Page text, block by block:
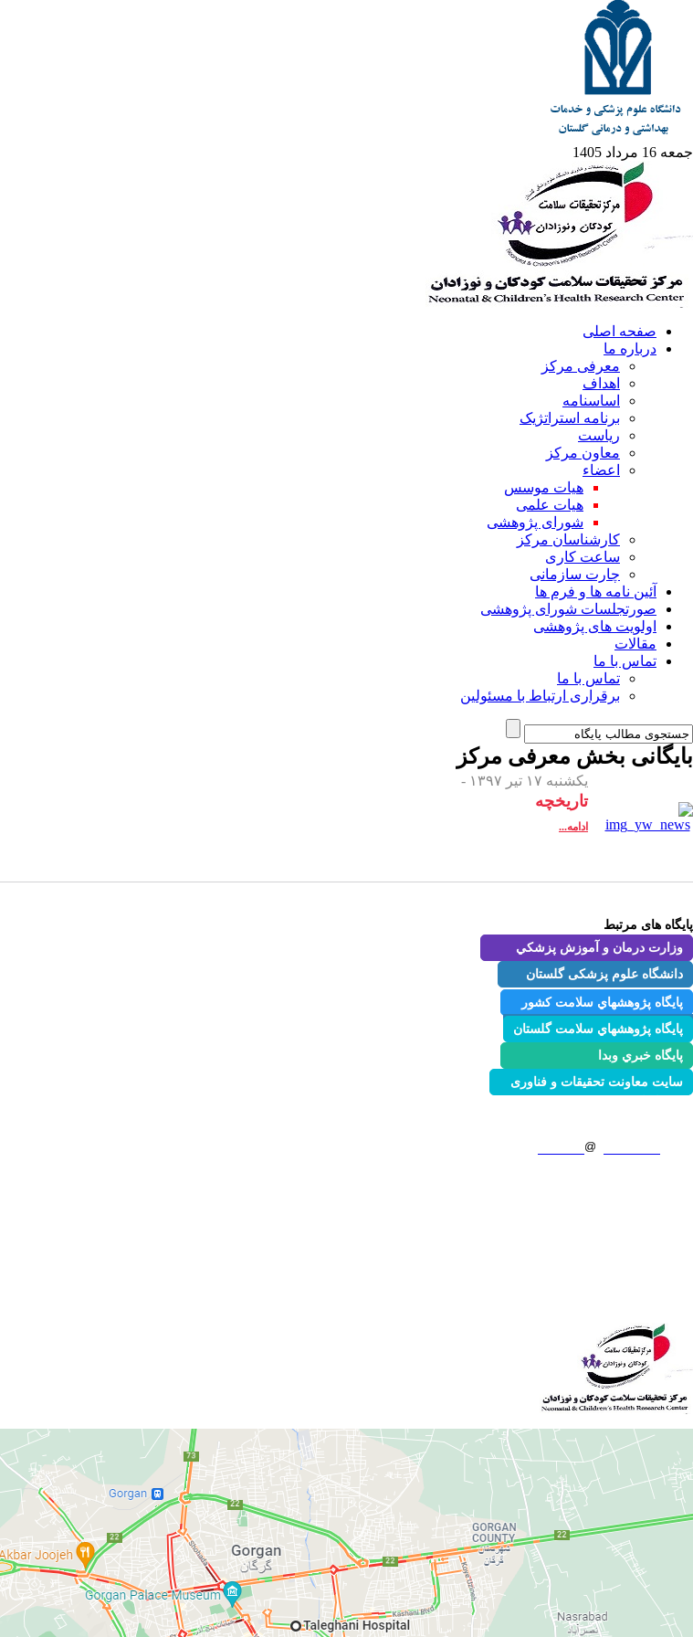
جمعه 16 مرداد 1405
صفحه اصلی
درباره ما
معرفی مرکز
اهداف
اساسنامه
برنامه استراتژیک
ریاست
معاون مرکز
اعضاء
هیات موسس
هیات علمی
شورای پژوهشی
کارشناسان مرکز
ساعت کاری
چارت سازمانی
آئین نامه ها و فرم ها
صورتجلسات شورای پژوهشی
اولویت های پژوهشی
مقالات
تماس با ما
تماس با ما
برقراری ارتباط با مسئولین
بایگانی بخش معرفی مرکز
یکشنبه ۱۷ تیر ۱۳۹۷ -
تاریخچه
ادامه...
پایگاه های مرتبط
وزارت درمان و آموزش پزشكي
دانشگاه علوم پزشکی گلستان
پايگاه پژوهشهاي سلامت كشور
پايگاه پژوهشهاي سلامت گلستان
پايگاه خبري وبدا
سایت معاونت تحقیقات و فناوری